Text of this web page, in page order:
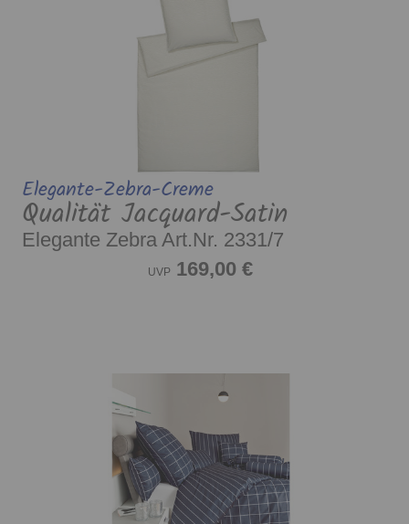
Elegante-Zebra-Creme
Qualität Jacquard-Satin
Elegante Zebra Art.Nr. 2331/7
UVP 169,00 €